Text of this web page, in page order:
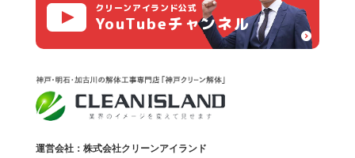
クリーンアイランド公式
YouTubeチャンネル
運営会社：株式会社クリーンアイランド